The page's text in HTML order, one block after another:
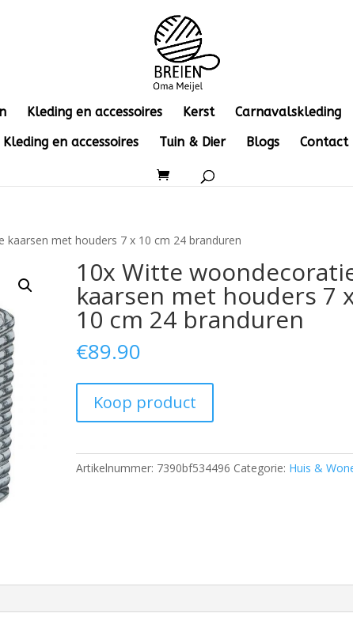
Kleding en accessoires Kerst
Carnavalskleding
Kleding en accessoires
Tuin & Dier Blogs Contact
met houders 7 x 10 cm 24 branduren
10x Witte
kaarsen met houders 7
10 cm 24 branduren
€89.90
Koop product
Artikelnummer: 7390bf534496 Categorie: Huis &